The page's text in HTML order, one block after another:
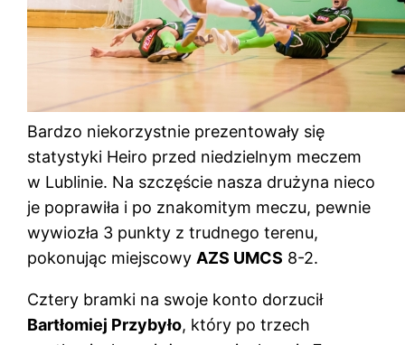
Bardzo niekorzystnie prezentowały się
statystyki Heiro przed niedzielnym meczem
w Lublinie. Na szczęście nasza drużyna nieco
je poprawiła i po znakomitym meczu, pewnie
wywiozła 3 punkty z trudnego terenu,
pokonując miejscowy AZS UMCS 8-2.
Cztery bramki na swoje konto dorzucił
Bartłomiej Przybyło, który po trzech